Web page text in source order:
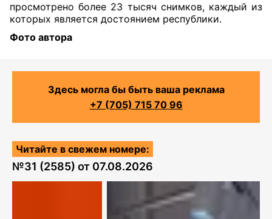
просмотрено более 23 тысяч снимков, каждый из
которых является достоянием республики.
Фото автора
Здесь могла бы быть ваша реклама
+7 (705) 715 70 96
Читайте в свежем номере:
№31 (2585) от 07.08.2026